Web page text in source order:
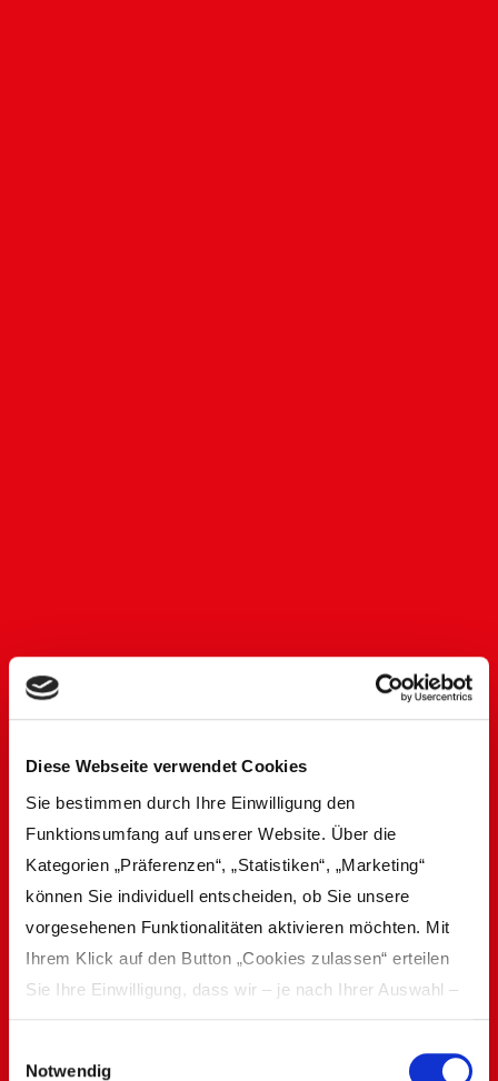
Diese Webseite verwendet Cookies
Sie bestimmen durch Ihre Einwilligung den
Funktionsumfang auf unserer Website. Über die
Kategorien „Präferenzen“, „Statistiken“, „Marketing“
können Sie individuell entscheiden, ob Sie unsere
vorgesehenen Funktionalitäten aktivieren möchten. Mit
Ihrem Klick auf den Button „Cookies zulassen“ erteilen
Sie Ihre Einwilligung, dass wir – je nach Ihrer Auswahl –
soziale Medien anbieten und Ihre Zugriffe auf unsere
Notwendig